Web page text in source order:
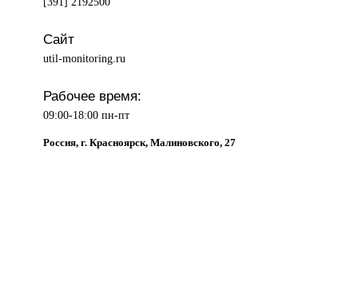
Сайт
util-monitoring.ru
Рабочее время:
09:00-18:00 пн-пт
Россия, г. Красноярск, Малиновского, 27